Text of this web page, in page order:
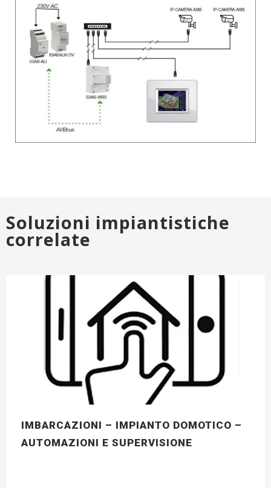
Soluzioni impiantistiche
correlate
IMBARCAZIONI – IMPIANTO DOMOTICO –
AUTOMAZIONI E SUPERVISIONE